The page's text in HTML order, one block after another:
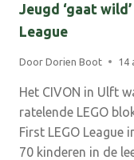
Jeugd ‘gaat
League
Door Dorien Boot 14
Het CIVON in Ulft
ratelende LEGO
First LEGO League
70 kinderen in de